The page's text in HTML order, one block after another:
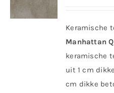
Keramische
Manhattan
keramische
uit 1 cm
cm dikke